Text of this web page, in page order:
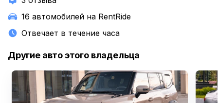
16 автомобилей на RentRide
Отвечает в течение часа
Другие авто этого владельца